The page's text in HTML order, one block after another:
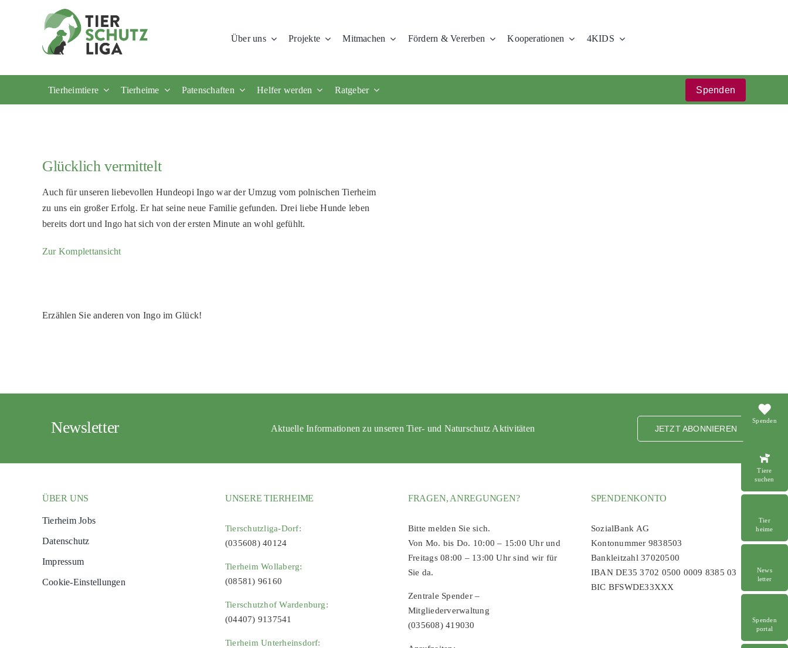
Über uns Projekte Mitmachen Fördern & Vererben Kooperationen 4KIDS
Tierheimtiere Tierheime Patenschaften Helfer werden Ratgeber Spenden
Spenden
Tiere
suchen
Tier
heime
News
letter
Spenden
portal
Glücklich vermittelt
Auch für unseren liebevollen Hundeopi Ingo war der Umzug vom polnischen Tierheim
zu uns ein großer Erfolg. Er hat seine neue Familie gefunden. Drei liebe Hunde leben
bereits dort und Ingo hat sich von der ersten Minute an wohl gefühlt.
Zur Komplettansicht
Erzählen Sie anderen von Ingo im Glück!
Newsletter Aktuelle Informationen zu unseren Tier- und Naturschutz Aktivitäten JETZT ABONNIEREN
ÜBER UNS
Tierheim Jobs
Datenschutz
Impressum
Cookie-Einstellungen
UNSERE TIERHEIME
Tierschutzliga-Dorf:
(035608) 40124
Tierheim Wollaberg:
(08581) 96160
Tierschutzhof Wardenburg:
(04407) 9137541
Tierheim Unterheinsdorf:
FRAGEN, ANREGUNGEN?
Bitte melden Sie sich.
Von Mo. bis Do. 10:00 – 15:00 Uhr und
Freitags 08:00 – 13:00 Uhr sind wir für
Sie da.
Zentrale Spender –
Mitgliederverwaltung
(035608) 419030
SPENDENKONTO
SozialBank AG
Kontonummer 9838503
Bankleitzahl 37020500
IBAN DE35 3702 0500 0009 8385 03
BIC BFSWDE33XXX